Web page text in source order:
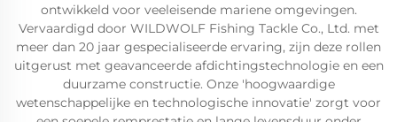
ontwikkeld voor veeleisende mariene omgevingen.
Vervaardigd door WILDWOLF Fishing Tackle Co., Ltd. met
meer dan 20 jaar gespecialiseerde ervaring, zijn deze rollen
uitgerust met geavanceerde afdichtingstechnologie en een
duurzame constructie. Onze 'hoogwaardige
wetenschappelijke en technologische innovatie' zorgt voor